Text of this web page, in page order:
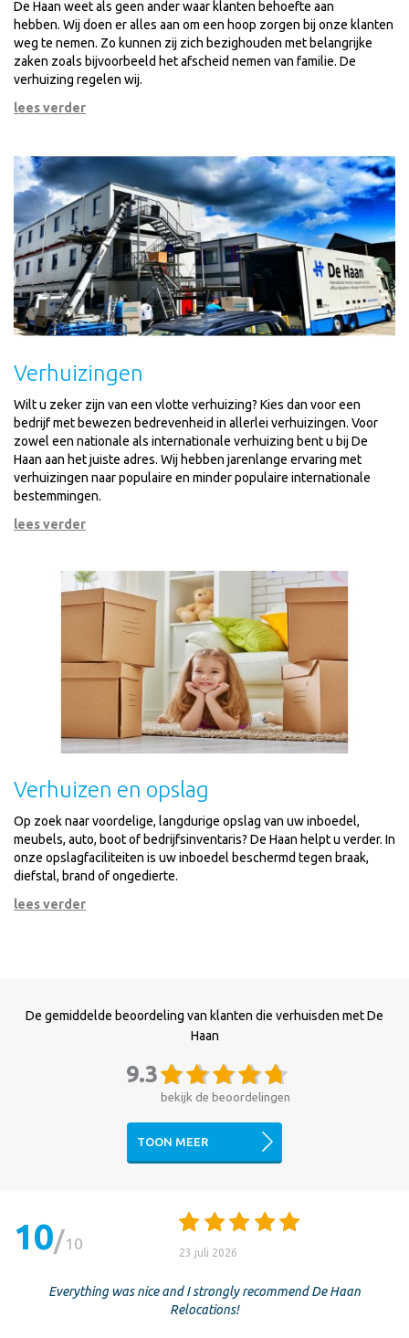
De Haan weet als geen ander waar klanten behoefte aan
hebben. Wij doen er alles aan om een hoop zorgen bij onze klanten
weg te nemen. Zo kunnen zij zich bezighouden met belangrijke
zaken zoals bijvoorbeeld het afscheid nemen van familie. De
verhuizing regelen wij.
lees verder
Verhuizingen
Wilt u zeker zijn van een vlotte verhuizing? Kies dan voor een
bedrijf met bewezen bedrevenheid in allerlei verhuizingen. Voor
zowel een nationale als internationale verhuizing bent u bij De
Haan aan het juiste adres. Wij hebben jarenlange ervaring met
verhuizingen naar populaire en minder populaire internationale
bestemmingen.
lees verder
Verhuizen en opslag
Op zoek naar voordelige, langdurige opslag van uw inboedel,
meubels, auto, boot of bedrijfsinventaris? De Haan helpt u verder. In
onze opslagfaciliteiten is uw inboedel beschermd tegen braak,
diefstal, brand of ongedierte.
lees verder
De gemiddelde beoordeling van klanten die verhuisden met De
Haan
bekijk de beoordelingen
9.3
TOON MEER
10 10
23 juli 2026
Everything was nice and I strongly recommend De Haan
Relocations!